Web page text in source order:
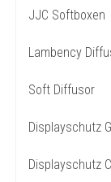
JJC Softboxen
Lambency
Soft Diffusor
Displayschutz
Displayschutz